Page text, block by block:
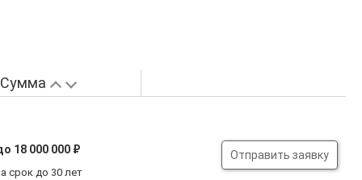
Сумма
18 000 000 ₽
срок до 30 лет
Отправить заявку